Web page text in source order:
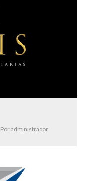
Poradministrador